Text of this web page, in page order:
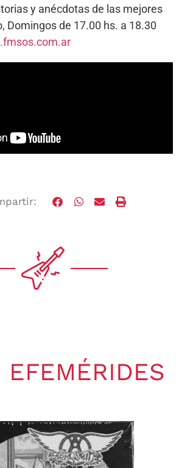
y anécdotas de las mejores
Domingos de 17.00 hs. a 18.30
EFEMÉRIDES